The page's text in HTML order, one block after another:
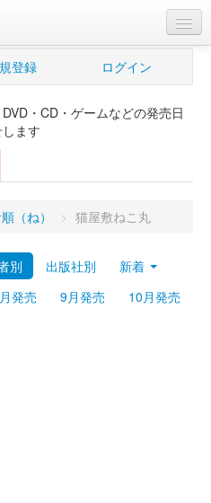
登録 ログイン
・CD・ゲームなどの発売日
ます
（ね） > 猫屋敷ねこ丸
別 出版社別
新着
発売 9月発売 10月発売